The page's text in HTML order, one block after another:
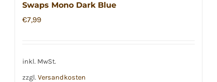
Swaps Mono Dark Blue
€7,99
inkl. MwSt.
zzgl. Versandkosten